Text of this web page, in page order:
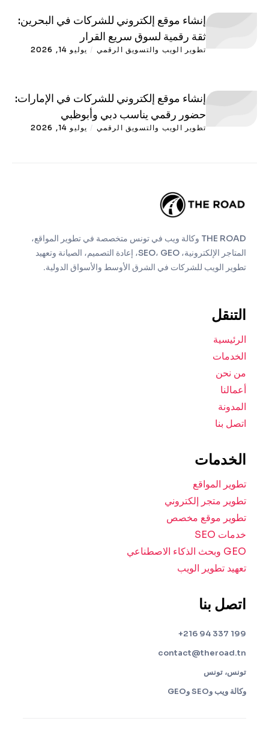
إنشاء موقع إلكتروني للشركات في البحرين:
ثقة رقمية لسوق سريع القرار
تطوير الويب والتسويق الرقمي / يوليو 14, 2026
إنشاء موقع إلكتروني للشركات في الإمارات:
حضور رقمي يناسب دبي وأبوظبي
تطوير الويب والتسويق الرقمي / يوليو 14, 2026
THE ROAD وكالة ويب في تونس متخصصة في تطوير المواقع،
المتاجر الإلكترونية، SEO، GEO، إعادة التصميم، الصيانة وتعهيد
تطوير الويب للشركات في الشرق الأوسط والأسواق الدولية.
التنقل
الرئيسية
الخدمات
من نحن
أعمالنا
المدونة
اتصل بنا
الخدمات
تطوير المواقع
تطوير متجر إلكتروني
تطوير موقع مخصص
خدمات SEO
GEO وبحث الذكاء الاصطناعي
تعهيد تطوير الويب
اتصل بنا
199 337 94 216+
contact@theroad.tn
تونس، تونس
وكالة ويب وSEO وGEO